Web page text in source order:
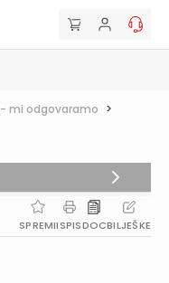
mi odgovaramo >
SPREMIISPISDOCBILJEŠKE